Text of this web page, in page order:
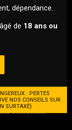
FULHAM
QUI
formations
coup d’envoi.
pourtant
entraîneur
dépendance.
de 18 ans ou
: PERTES
NOS CONSEILS SUR
SURTAXÉ)